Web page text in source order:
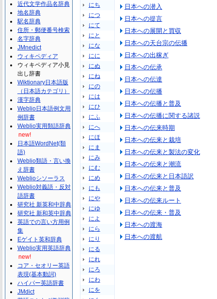
にち
につ
にて
にと
にな
にに
にぬ
にね
にの
には
にひ
にふ
にへ
にほ
にま
にみ
にむ
にめ
にも
にや
にゆ
によ
にら
にり
にる
にれ
にろ
にわ
にを
日本への潜入
日本への提言
日本への展開と買収
日本への天台宗の伝播
日本への出稼ぎ
日本への伝承
日本への伝達
日本への伝播
日本への伝播と普及
日本への伝播に関する諸説
日本への伝来時期
日本への伝来と栽培
日本への伝来と製法の変化
日本への伝来と潮流
日本への伝来と日本語訳
日本への伝来と普及
日本への伝来ルート
日本への伝来・普及
日本への渡海
日本への渡航
近代文学作品名辞典
地名辞典
駅名辞典
住所・郵便番号検索
名字辞典
JMnedict
ウィキペディア
ウィキペディア小見
出し辞書
Wiktionary日本語版
（日本語カテゴリ）
漢字辞典
Weblio日本語例文用
例辞書
Weblio実用類語辞典
new!
日本語WordNet(類
語)
Weblio類語・言い換
え辞書
Weblioシソーラス
Weblio対義語・反対
語辞書
研究社 新英和中辞典
研究社 新和英中辞典
英語での言い方用例
集
Eゲイト英和辞典
Weblio実用英語辞典
new!
コア・セオリー英語
表現(基本動詞)
ハイパー英語辞書
JMdict